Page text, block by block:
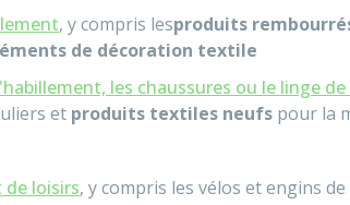
, y compris lesproduits
de décoration textile
les chaussures ou le linge
et produits textiles neufs pour la
loisirs, y compris les vélos et engins